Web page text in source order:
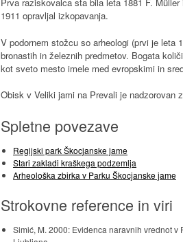
1911 opravljal izkopavanja.
V podornem stožcu so arheologi (prvi je
bronastih in železnih predmetov. Bogata
kot sveto mesto imele med evropskimi in
Obisk v Veliki jami na Prevali je nadzorovan
Spletne povezave
Regijski park Škocjanske jame
Stari zakladi kraškega podzemlja
Arheološka zbirka v Parku Škocjanske jame
Strokovne reference in viri
Simić, M. 2000: Evidenca naravnih vrednot